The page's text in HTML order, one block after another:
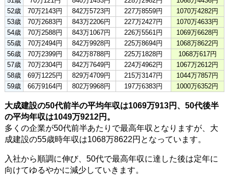
52歳
70万2143円 842万5723円 227万8559円
1070万4282円
53歳
70万2683円 843万2206円 227万2427円
1070万4633円
54歳
70万2588円 843万1067円 226万5561円
1069万6628円
55歳
70万2494円 842万9928円 225万8694円
1068万8622円
56歳
70万2399円 842万8788円 225万1828円
1068万617円
57歳
70万2304円 842万7649円 224万4962円
1067万2612円
58歳
69万1225円 829万4709円 215万3147円
1044万7857円
59歳
66万9164円 802万9968円 197万6383円 1000万6352円
大成建設の50代前半の平均年収は1069万913円、50代後半
の平均年収は1049万9212円。
多くの企業が50代前半あたりで最高年収となりますが、大
成建設の55歳時年収は1068万8622円となっています。
入社から順調に伸び、50代で最高年収に達した後は定年に
向けてゆるやかに減少していきます。